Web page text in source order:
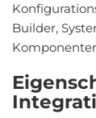
Builder,